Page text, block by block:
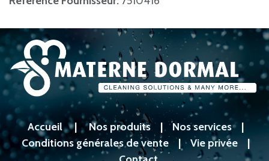
Accueil|Nos produits|Nos services|
Conditions générales de vente | Vie privée |